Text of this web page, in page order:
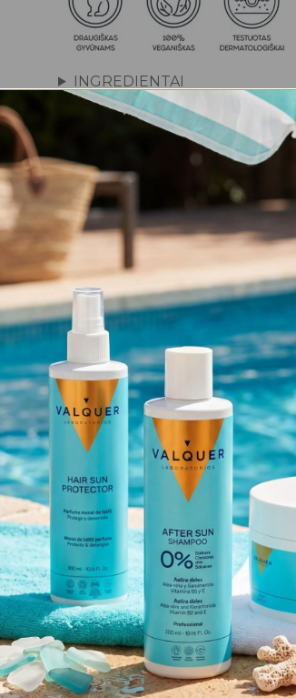
INGREDIENTAI
KAIP NAUDOTI?
Neturime